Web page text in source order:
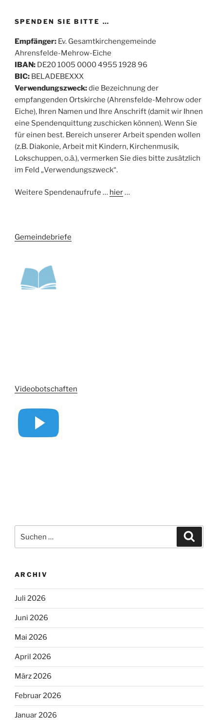
SPENDEN SIE BITTE …
Empfänger: Ev. Gesamtkirchengemeinde
Ahrensfelde-Mehrow-Eiche
IBAN: DE20 1005 0000 4955 1928 96
BIC: BELADEBEXXX
Verwendungszweck:die Bezeichnung der
empfangenden Ortskirche (Ahrensfelde-Mehrow oder
Eiche), Ihren Namen und Ihre Anschrift (damit wir Ihnen
eine Spendenquittung zuschicken können). Wenn Sie
für einen best. Bereich unserer Arbeit spenden wollen
(z.B. Diakonie, Arbeit mit Kindern, Kirchenmusik,
Lokschuppen, o.ä.), vermerken Sie dies bitte zusätzlich
im Feld „Verwendungszweck“.
Weitere Spendenaufrufe … hier…
Gemeindebriefe
Videobotschaften
nach:
ARCHIV
Juli 2026
Juni 2026
Mai 2026
April 2026
März 2026
Februar 2026
Januar 2026